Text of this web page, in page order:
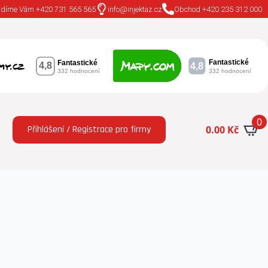
Vám +420 731 565 565 info@injektaz.cz Obchod +420 235 312 000
Přihlášení / Registrace pro firmy 0.00 Kč
0